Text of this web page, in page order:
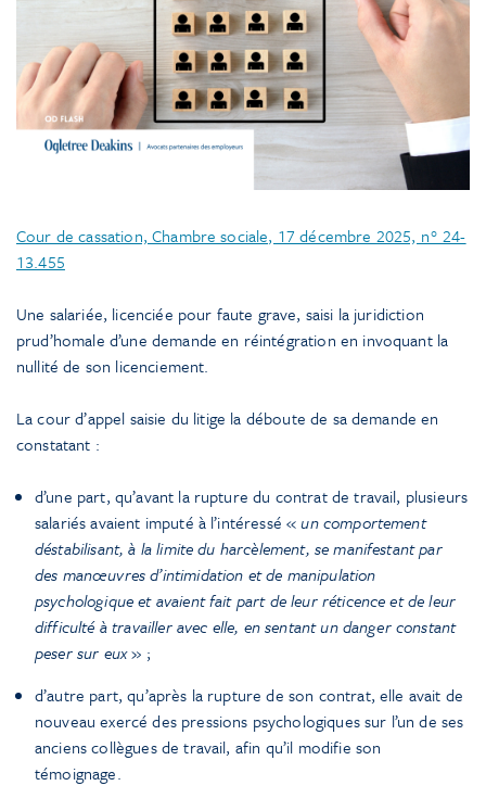
Cour de cassation, Chambre sociale, 17 décembre 2025, n° 24-
13.455
Une salariée, licenciée pour faute grave, saisi la juridiction
prud’homale d’une demande en réintégration en invoquant la
nullité de son licenciement.
La cour d’appel saisie du litige la déboute de sa demande en
constatant :
d’une part, qu’avant la rupture du contrat de travail, plusieurs
salariés avaient imputé à l’intéressé «un comportement
déstabilisant, à la limite du harcèlement, se manifestant par
des manœuvres d’intimidation et de manipulation
psychologique et avaient fait part de leur réticence et de leur
difficulté à travailler avec elle, en sentant un danger constant
peser sur eux» ;
d’autre part, qu’après la rupture de son contrat, elle avait de
nouveau exercé des pressions psychologiques sur l’un de ses
anciens collègues de travail, afin qu’il modifie son
témoignage.